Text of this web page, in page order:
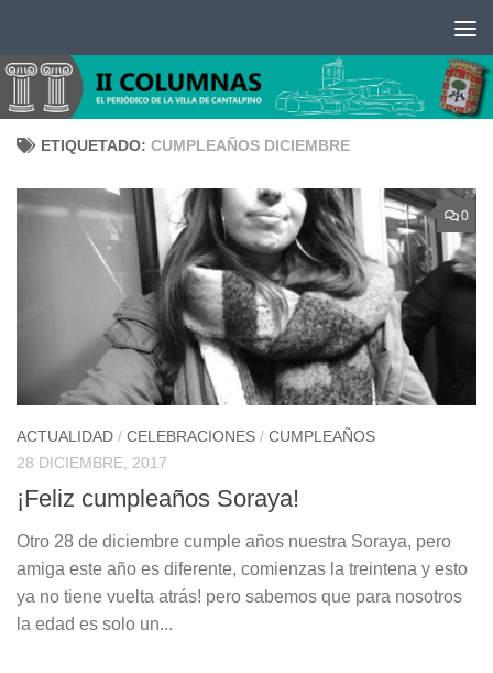
ETIQUETADO: CUMPLEAÑOS DICIEMBRE
0
ACTUALIDAD / CELEBRACIONES / CUMPLEAÑOS
28 DICIEMBRE, 2017
¡Feliz cumpleaños Soraya!
Otro 28 de diciembre cumple años nuestra Soraya, pero
amiga este año es diferente, comienzas la treintena y esto
ya no tiene vuelta atrás! pero sabemos que para nosotros
la edad es solo un...